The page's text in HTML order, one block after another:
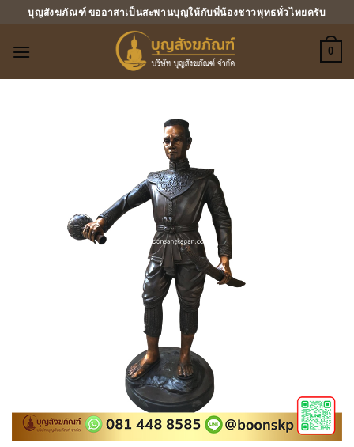
บุญสังฆภัณฑ์ ขออาสาเป็นสะพานบุญให้กับพี่น้องชาวพุทธทั่วไทยครับ
0